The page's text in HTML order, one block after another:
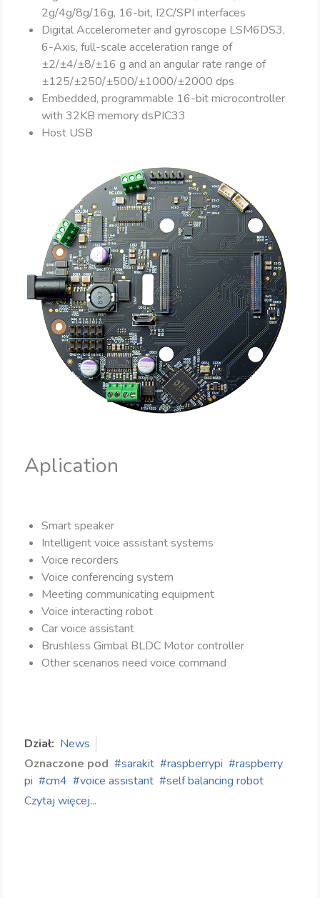
2g/4g/8g/16g, 16-bit, I2C/SPI interfaces
Digital Accelerometer and gyroscope LSM6DS3,
6-Axis, full-scale acceleration range of
±2/±4/±8/±16 g and an angular rate range of
±125/±250/±500/±1000/±2000 dps
Embedded, programmable 16-bit microcontroller
with 32KB memory dsPIC33
Host USB
Aplication
Smart speaker
Intelligent voice assistant systems
Voice recorders
Voice conferencing system
Meeting communicating equipment
Voice interacting robot
Car voice assistant
Brushless Gimbal BLDC Motor controller
Other scenarios need voice command
Dział: News
Oznaczone pod
sarakit raspberrypi
raspberry
pi
cm4 voice assistant
self balancing robot
Czytaj więcej...